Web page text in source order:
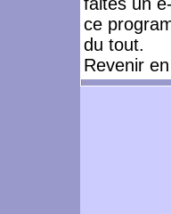
ce
du tout.
Revenir